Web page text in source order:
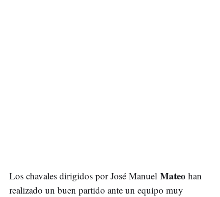
Los chavales dirigidos por José Manuel Mateo han
realizado un buen partido ante un equipo muy